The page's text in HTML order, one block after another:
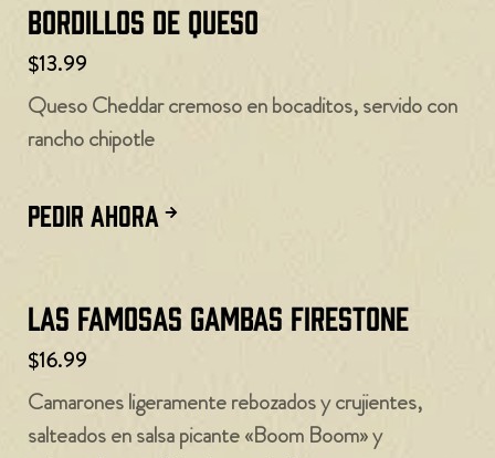
Bordillos de queso
$13.99
Queso Cheddar cremoso en bocaditos, servido con
rancho chipotle
PEDIR AHORA
Las famosas gambas Firestone
$16.99
Camarones ligeramente rebozados y crujientes,
salteados en salsa picante «Boom Boom» y